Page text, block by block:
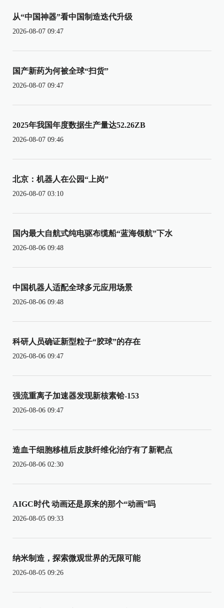
从“中国神器”看中国制造迭代升级
2026-08-07 09:47
国产新药为何被全球“扫货”
2026-08-07 09:47
2025年我国年度数据生产量达52.26ZB
2026-08-07 09:46
北京：机器人在公园“上岗”
2026-08-07 03:10
国内最大自航式纯电驱布缆船“蓝海领航”下水
2026-08-06 09:48
中国机器人适配全球多元应用场景
2026-08-06 09:48
科研人员确证新型粒子“胶球”的存在
2026-08-06 09:47
强流重离子加速器发现新核素铪-153
2026-08-06 09:47
造血干细胞移植后皮肤纤维化治疗有了新靶点
2026-08-06 02:30
AIGC时代 动画还是原来的那个“动画”吗
2026-08-05 09:33
纳米制造，探索微观世界的无限可能
2026-08-05 09:26